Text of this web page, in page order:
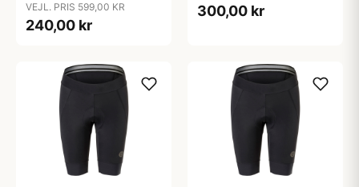
Sort - Str. 40
VEJL. PRIS 599,00 KR
240,00 kr
300,00 kr